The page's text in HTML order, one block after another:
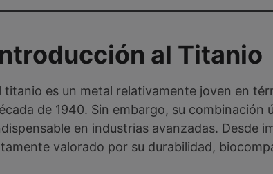
al Titanio
titanio es un metal relativamente joven en
de 1940. Sin embargo, su
en industrias avanzadas. Desde
valorado por su durabilidad,